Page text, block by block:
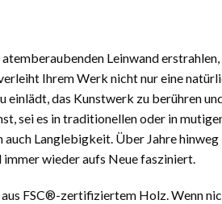
atemberaubenden Leinwand
Ihrem Werk nicht nur eine
einlädt, das Kunstwerk zu berühren
sei es in traditionellen oder in
Langlebigkeit. Über Jahre
wieder aufs Neue fasziniert.
FSC®-zertifiziertem Holz. Wenn